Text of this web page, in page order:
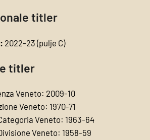
titler
2022-23 (pulje C)
titler
Veneto: 2009-10
Veneto: 1970-71
Veneto: 1963-64
Veneto: 1958-59